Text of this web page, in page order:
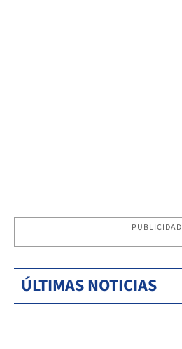
PUBLICIDAD
ÚLTIMAS NOTICIAS